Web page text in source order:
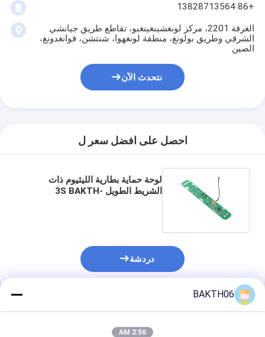
+86 13828713564
الغرفة 2201، مركز لونغشينغينغبو، تقاطع طريق جيانشي
الشرقي وطريق بولونغ، منطقة لونغهوا، شنتشن، قوانغدونغ،
الصين
نتحدث الآن
احصل على افضل سعر ل
لوحة حماية بطارية الليثيوم ذات
الشريط الطويل 3S BAKTH-
دردشة
المنتجات الموصى بها
BAKTH06
2:56 AM